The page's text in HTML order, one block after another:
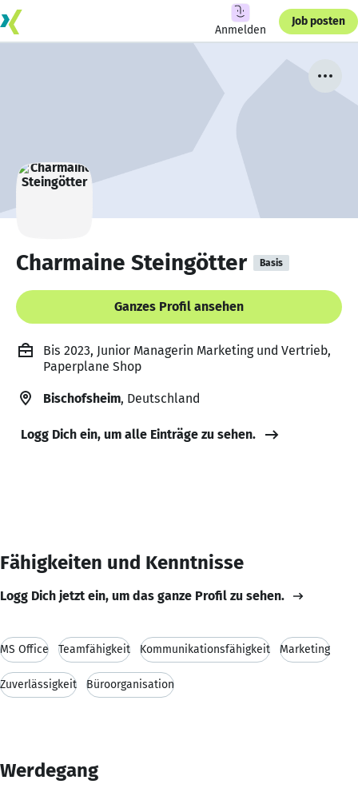
Anmelden
Job posten
Charmaine Steingötter Basis
Ganzes Profil ansehen
Bis 2023, Junior Managerin Marketing und Vertrieb,
Paperplane Shop
Bischofsheim, Deutschland
Logg Dich ein, um alle Einträge zu sehen.
Fähigkeiten und Kenntnisse
Logg Dich jetzt ein, um das ganze Profil zu sehen.
MS Office Teamfähigkeit Kommunikationsfähigkeit Marketing
Zuverlässigkeit Büroorganisation
Werdegang